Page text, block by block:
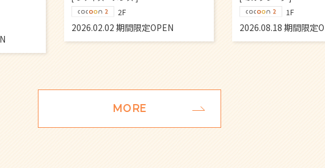
1F
2026.08.18 期間限定OPEN
1F
2026.08.01 期間限定
MORE